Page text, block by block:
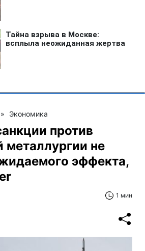
» Экономика
против
металлургии не
эффекта,
1 мин